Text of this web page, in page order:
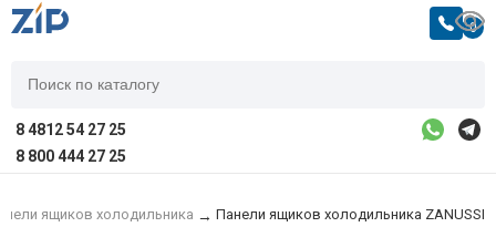
0
8 4812 54 27 25
8 800 444 27 25
ящиков холодильника → Панели ящиков холодильника ZANUSSI